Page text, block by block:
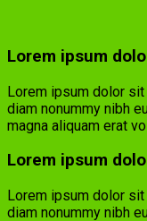
Lorem ipsum
Lorem ipsum dolor
diam nonummy nibh
magna aliquam erat
Lorem ipsum
Lorem ipsum dolor
diam nonummy nibh